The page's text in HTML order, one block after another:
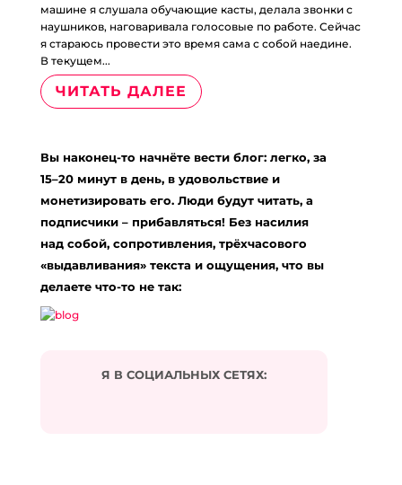
машине я слушала обучающие касты, делала звонки с
наушников, наговаривала голосовые по работе. Сейчас
я стараюсь провести это время сама с собой наедине.
В текущем...
ЧИТАТЬ ДАЛЕЕ
Вы наконец-то начнёте вести блог: легко, за
15–20 минут в день, в удовольствие и
монетизировать его. Люди будут читать, а
подписчики – прибавляться! Без насилия
над собой, сопротивления, трёхчасового
«выдавливания» текста и ощущения, что вы
делаете что-то не так:
Я В СОЦИАЛЬНЫХ СЕТЯХ: